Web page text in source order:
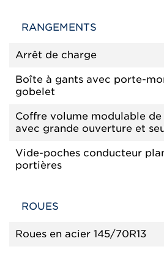
RANGEMENTS
Arrêt de charge
Boîte à gants avec porte-
gobelet
Coffre volume modulable de
avec grande ouverture et
Vide-poches conducteur
portières
ROUES
Roues en acier 145/70R13